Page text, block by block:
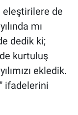
eleştirilere de
mı
dedik ki;
kurtuluş
ekledik.
ifadelerini